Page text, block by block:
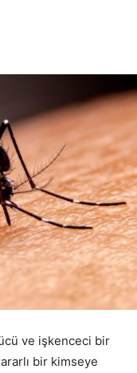
ve işkenceci bir
bir kimseye